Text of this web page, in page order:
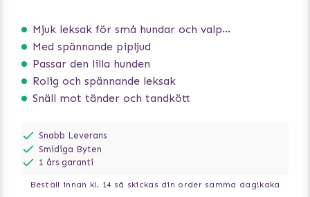
Mjuk leksak för små hundar och valpar.
Med spännande pipljud
Passar den lilla hunden
Rolig och spännande leksak
Snäll mot tänder och tandkött
Snabb Leverans
Smidiga Byten
1 års garanti
Beställ innan kl. 14 så skickas din order samma dag!kaka